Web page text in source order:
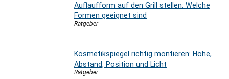
Auflaufform auf den Grill stellen: Welche
Formen geeignet sind
Ratgeber
Kosmetikspiegel richtig montieren: Höhe,
Abstand, Position und Licht
Ratgeber